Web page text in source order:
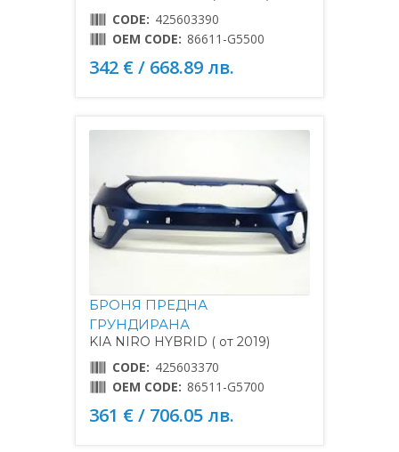
CODE: 425603390
OEM CODE: 86611-G5500
342 € / 668.89 лв.
БРОНЯ ПРЕДНА
ГРУНДИРАНА
KIA NIRO HYBRID ( от 2019)
CODE: 425603370
OEM CODE: 86511-G5700
361 € / 706.05 лв.